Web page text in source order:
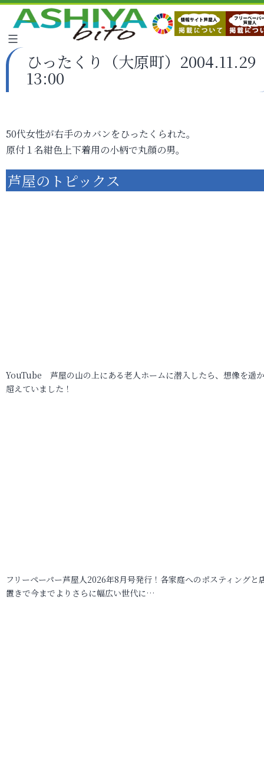
ひったくり（大原町）2004.11.29
13:00
50代女性が右手のカバンをひったくられた。
原付１名紺色上下着用の小柄で丸顔の男。
芦屋のトピックス
YouTube 芦屋の山の上にある老人ホームに潜入したら、想像を遥
超えていました！
フリーペーパー芦屋人2026年8月号発行！各家庭へのポスティングと
置きで今までよりさらに幅広い世代に…